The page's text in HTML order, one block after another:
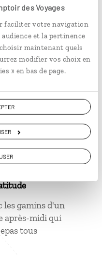
des Voyages
faciliter votre navigation
et la pertinence
maintenant quels
modifier vos choix en
» en bas de page.
Il faut parfois
avant qu'un
sa crinière.
barré la route.
mais un autre
derrière mon
les gamins d'un
après-midi qui
tous